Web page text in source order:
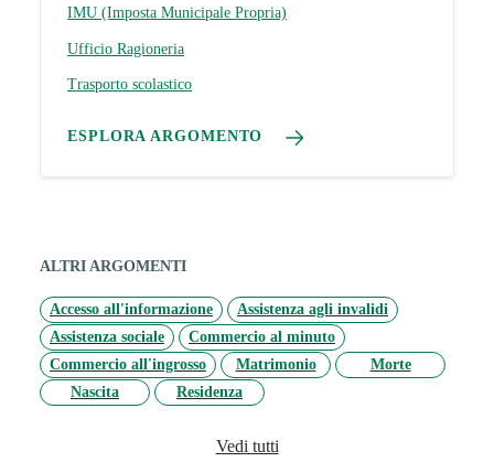
IMU (Imposta Municipale Propria)
Ufficio Ragioneria
Trasporto scolastico
ESPLORA ARGOMENTO
ALTRI ARGOMENTI
Accesso all'informazione
Assistenza agli invalidi
Assistenza sociale
Commercio al minuto
Commercio all'ingrosso
Matrimonio
Morte
Nascita
Residenza
Vedi tutti